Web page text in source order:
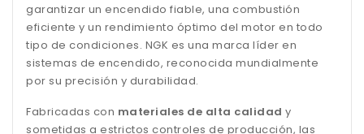
garantizar un encendido fiable, una combustión
eficiente y un rendimiento óptimo del motor en todo
tipo de condiciones. NGK es una marca líder en
sistemas de encendido, reconocida mundialmente
por su precisión y durabilidad.
Fabricadas con materiales de alta calidad y
sometidas a estrictos controles de producción, las